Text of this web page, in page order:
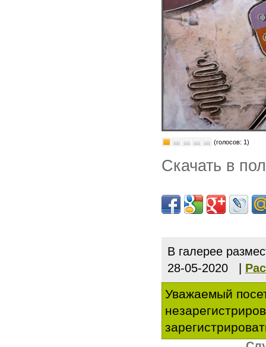
(голосов: 1)
Скачать в
В галерее
28-05-2020 |
Уважаемый